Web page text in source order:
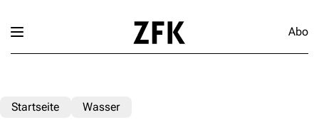
Abo
Startseite Wasser